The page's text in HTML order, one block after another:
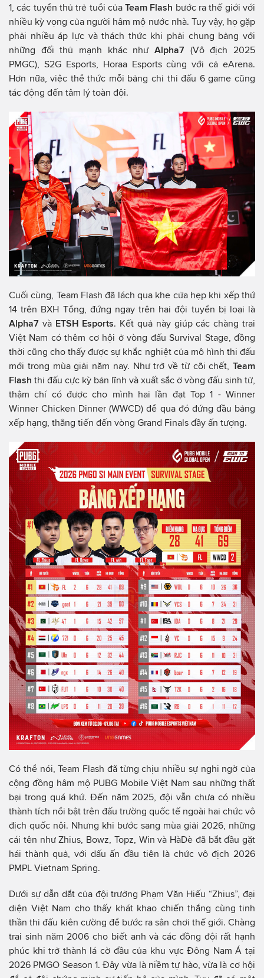
1, các tuyển thủ trẻ tuổi củaTeam Flash bước ra thế giới với
nhiều kỳ vọng của người hâm mộ nước nhà. Tuy vậy, họ gặp
phải nhiều áp lực và thách thức khi phải chung bảng với
những đối thủ mạnh khác như Alpha7 (Vô địch 2025
PMGC), S2G Esports, Horaa Esports cùng với cả eArena.
Hơn nữa, việc thể thức mỗi bảng chỉ thi đấu 6 game cũng
tác động đến tâm lý toàn đội.
Cuối cùng, Team Flash đã lách qua khe cửa hẹp khi xếp thứ
14 trên BXH Tổng, đứng ngay trên hai đội tuyển bị loại là
Alpha7 và ETSH Esports. Kết quả này giúp các chàng trai
Việt Nam có thêm cơ hội ở vòng đấu Survival Stage, đồng
thời cũng cho thấy được sự khắc nghiệt của mô hình thi đấu
mới trong mùa giải năm nay. Như trở về từ cõi chết, Team
Flash thi đấu cực kỳ bản lĩnh và xuất sắc ở vòng đấu sinh tử,
thậm chí có được cho mình hai lần đạt Top 1 - Winner
Winner Chicken Dinner (WWCD) để qua đó đứng đầu bảng
xếp hạng, thẳng tiến đến vòng Grand Finals đầy ấn tượng.
Có thể nói, Team Flash đã từng chịu nhiều sự nghi ngờ của
cộng đồng hâm mộ PUBG Mobile Việt Nam sau những thất
bại trong quá khứ. Đến năm 2025, đội vẫn chưa có nhiều
thành tích nổi bật trên đấu trường quốc tế ngoài hai chức vô
địch quốc nội. Nhưng khi bước sang mùa giải 2026, những
cái tên như Zhius, Bowz, Topz, Win và HàDè đã bắt đầu gặt
hái thành quả, với dấu ấn đầu tiên là chức vô địch 2026
PMPL Vietnam Spring.
Dưới sự dẫn dắt của đội trưởng Phạm Văn Hiếu “Zhius”, đại
diện Việt Nam cho thấy khát khao chiến thắng cùng tinh
thần thi đấu kiên cường để bước ra sân chơi thế giới. Chàng
trai sinh năm 2006 cho biết anh và các đồng đội rất hạnh
phúc khi trở thành lá cờ đầu của khu vực Đông Nam Á tại
2026 PMGO Season 1. Đây vừa là niềm tự hào, vừa là cơ hội